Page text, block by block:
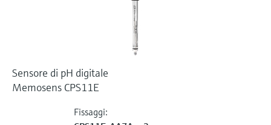
Sensore di pH digitale
Memosens CPS11E
Fissaggi: